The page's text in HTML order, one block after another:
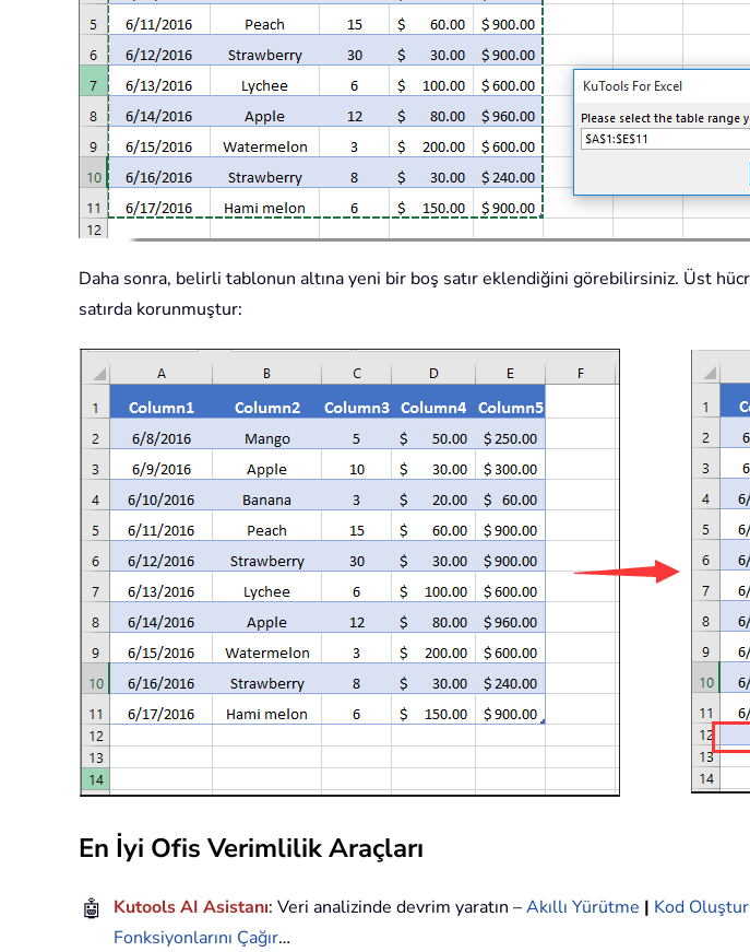
Daha sonra, belirli tablonun altına yeni bir boş satır eklendiğini görebilirsiniz. Üst
satırda korunmuştur:
En İyi Ofis Verimlilik Araçları
🤖 Kutools AI Asistanı: Veri analizinde devrim yaratın –Akıllı Yürütme | Kod Oluştur
Fonksiyonlarını Çağır…